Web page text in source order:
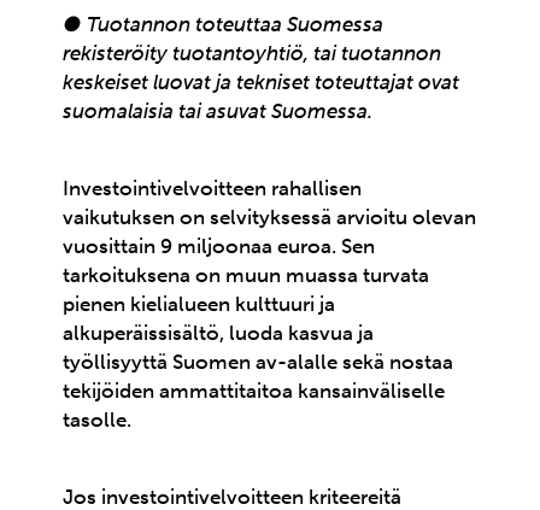
● Tuotannon toteuttaa Suomessa
rekisteröity tuotantoyhtiö, tai tuotannon
keskeiset luovat ja tekniset toteuttajat ovat
suomalaisia tai asuvat Suomessa.
Investointivelvoitteen rahallisen
vaikutuksen on selvityksessä arvioitu olevan
vuosittain 9 miljoonaa euroa. Sen
tarkoituksena on muun muassa turvata
pienen kielialueen kulttuuri ja
alkuperäissisältö, luoda kasvua ja
työllisyyttä Suomen av-alalle sekä nostaa
tekijöiden ammattitaitoa kansainväliselle
tasolle.
Jos investointivelvoitteen kriteereitä